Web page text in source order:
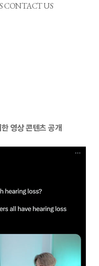
CONTACT US
영상 콘텐츠 공개